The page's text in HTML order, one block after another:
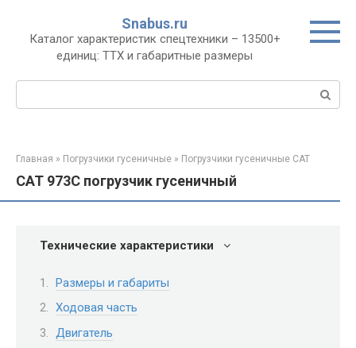
контенту
Snabus.ru
Каталог характеристик спецтехники – 13500+
единиц: ТТХ и габаритные размеры
Главная » Погрузчики гусеничные » Погрузчики гусеничные CAT
CAT 973C погрузчик гусеничный
Технические характеристики
Размеры и габариты
Ходовая часть
Двигатель